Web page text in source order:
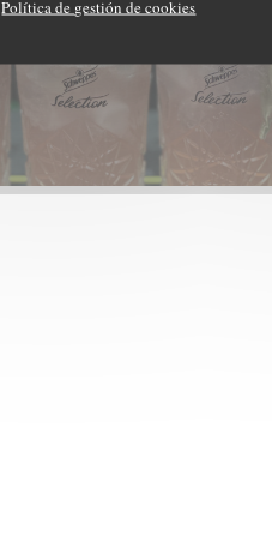
Política de gestión de cookies